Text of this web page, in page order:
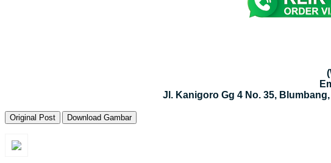
Jl. Kanigoro Gg 4 No. 35,
Original Post Download Gambar